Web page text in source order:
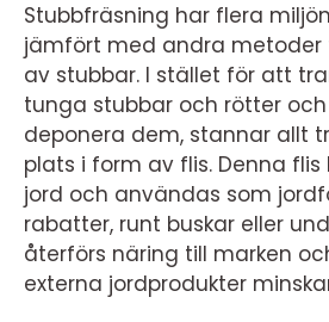
Stubbfräsning har flera
jämfört med andra
av stubbar. I stället för att
tunga stubbar och rötter
deponera dem, stannar allt
plats i form av flis. Denna
jord och användas som
rabatter, runt buskar eller
återförs näring till marken
externa jordprodukter